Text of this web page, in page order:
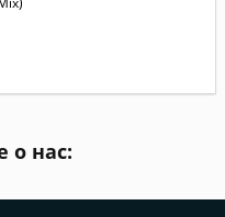
о нас: